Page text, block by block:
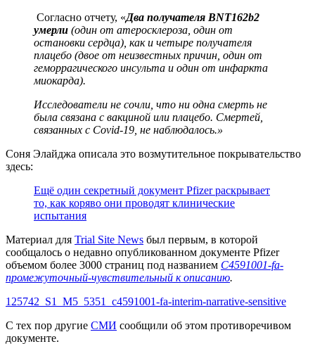
Согласно отчету, «Два получателя BNT162b2
умерли (один от атеросклероза, один от
остановки сердца), как и четыре получателя
плацебо (двое от неизвестных причин, один от
геморрагического инсульта и один от инфаркта
миокарда).
Исследователи не сочли, что ни одна смерть не
была связана с вакциной или плацебо. Смертей,
связанных с Covid-19, не наблюдалось.»
Соня Элайджа описала это возмутительное покрывательство
здесь:
Ещё один секретный документ Pfizer раскрывает
то, как коряво они проводят клинические
испытания
Материал для Trial Site News был первым, в которой
сообщалось о недавно опубликованном документе Pfizer
объемом более 3000 страниц под названием C4591001-fa-
промежуточный-чувствительный к описанию.
125742_S1_M5_5351_c4591001-fa-interim-narrative-sensitive
С тех пор другие СМИ сообщили об этом противоречивом
документе.